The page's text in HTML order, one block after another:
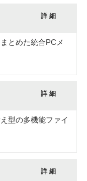
詳 細
とめた統合PCメ
詳 細
型の多機能ファイ
詳 細